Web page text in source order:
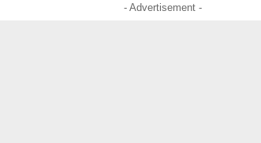
- Advertisement -